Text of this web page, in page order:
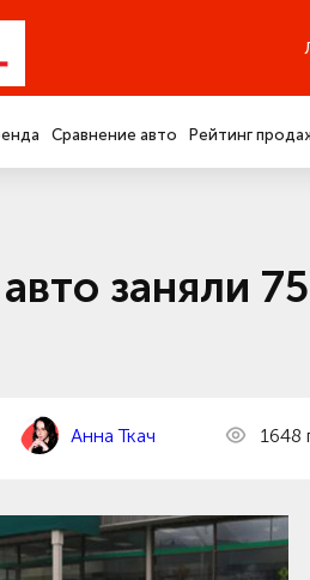
Сравнение авто Рейтинг
заняли
Анна Ткач 1648